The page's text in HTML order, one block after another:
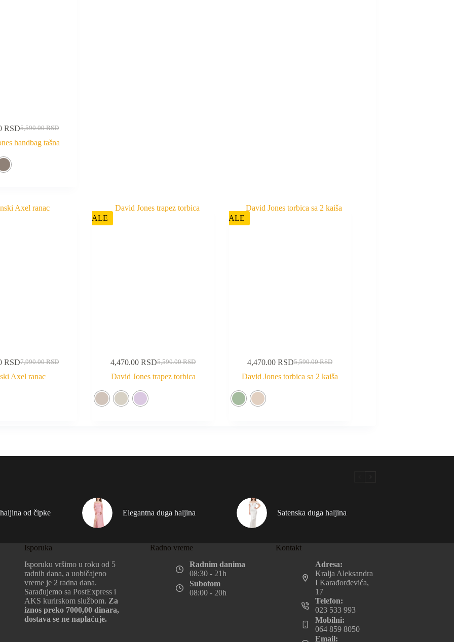
5,590.00RSD
RSD
handbag tašna
7,990.00RSD
RSD
Axel ranac
SALE
5,590.00RSD
4,470.00 RSD
David Jones trapez torbica
SALE
5,590.00RSD
4,470.00 RSD
David Jones torbica sa 2 kaiša
od čipke Elegantna duga haljina Satenska duga haljina
Isporuka
Isporuku vršimo u roku od 5
radnih dana, a uobičajeno
vreme je 2 radna dana.
Sarađujemo sa PostExpress i
AKS kurirskom službom. Za
iznos preko 7000,00 dinara,
dostava se ne naplaćuje.
Radno vreme
Radnim danima
08:30 - 21h
Subotom
08:00 - 20h
Kontakt
Adresa:
Kralja Aleksandra
I Karađorđevića,
17
Telefon:
023 533 993
Mobilni:
064 859 8050
Email: